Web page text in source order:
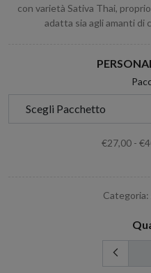
con varietà Sativa Thai,
adatta sia agli amanti di
€27,00 -
Categoria: